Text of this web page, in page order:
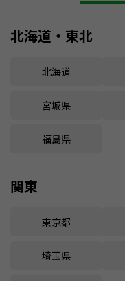
北海道・東北
北海道
宮城県
福島県
関東
東京都
埼玉県